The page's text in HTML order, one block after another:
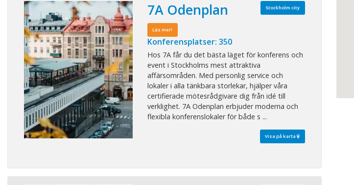
Stockholm city
7A Odenplan
Läs mer!
Konferensplatser: 350
Hos 7A får du det bästa läget för konferens och
event i Stockholms mest attraktiva
affärsområden. Med personlig service och
lokaler i alla tänkbara storlekar, hjälper våra
certifierade mötesrådgivare dig från idé till
verklighet. 7A Odenplan erbjuder moderna och
flexibla konferenslokaler för både s ...
Visa på karta